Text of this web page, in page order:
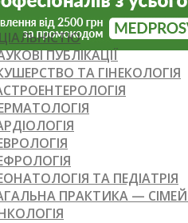
ПУБЛІКАЦІЇ
ТА ГІНЕКОЛОГІЯ
ТА ПЕДІАТРІЯ
ПРАКТИКА —